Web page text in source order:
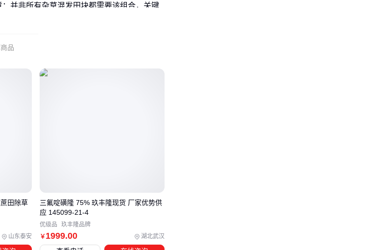
并非所有杂草混发田块都需要该组合，关键
播田的使用差异在哪里？
性问题，双草醚十吡嘧磺隆组合并非唯一选
该组合更适合对抗已对单一成分产生抗性的
品
山东泰安
田除草
￥ 1999.00 湖北武汉
三氟啶磺隆 75% 玖丰隆现货 厂家优势供
应 145099-21-4
优级品 玖丰隆品牌